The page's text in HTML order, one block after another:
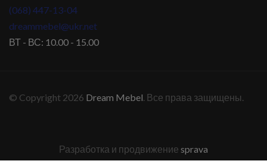
(068) 447-13-04
dreammebel@ukr.net
ВТ - ВС: 10.00 - 15.00
© Copyright 2026 Dream Mebel . Все права защищены.
Разработка и продвижение sprava